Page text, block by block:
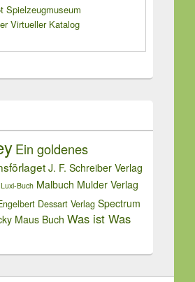
Spielzeugmuseum
Virtueller Katalog
Ein goldenes
J. F. Schreiber Verlag
Luxi-Buch Malbuch Mulder Verlag
Dessart Verlag Spectrum
Maus Buch Was ist Was